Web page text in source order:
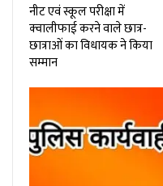
नीट एवं स्कूल परीक्षा में
क्वालीफाई करने वाले छात्र-
छात्राओं का विधायक ने किया
सम्मान